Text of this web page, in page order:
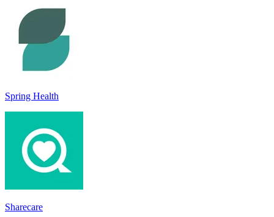
Spring Health
Sharecare